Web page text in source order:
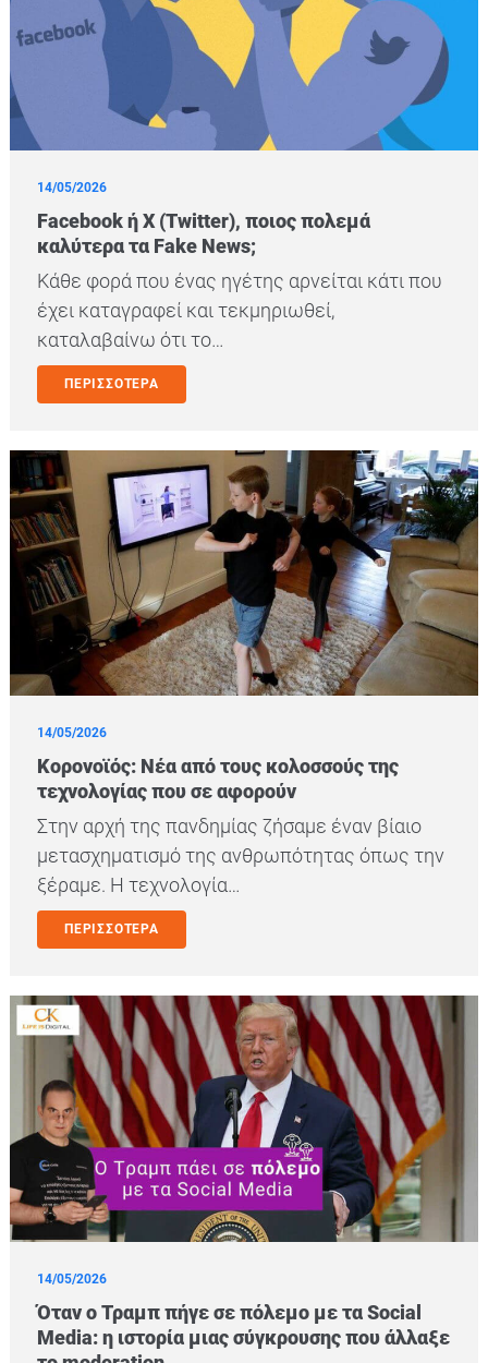
14/05/2026
Facebook ή X (Twitter), ποιος πολεμά
καλύτερα τα Fake News;
Κάθε φορά που ένας ηγέτης αρνείται κάτι που
έχει καταγραφεί και τεκμηριωθεί,
καταλαβαίνω ότι το…
ΠΕΡΙΣΣΟΤΕΡΑ
14/05/2026
Κορονοϊός: Νέα από τους κολοσσούς της
τεχνολογίας που σε αφορούν
Στην αρχή της πανδημίας ζήσαμε έναν βίαιο
μετασχηματισμό της ανθρωπότητας όπως την
ξέραμε. Η τεχνολογία…
ΠΕΡΙΣΣΟΤΕΡΑ
14/05/2026
Όταν ο Τραμπ πήγε σε πόλεμο με τα Social
Media: η ιστορία μιας σύγκρουσης που άλλαξε